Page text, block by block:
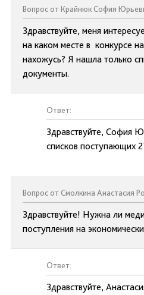
Вопрос от Крайнюк София
Здравствуйте, меня
на каком месте в конкурсе
нахожусь? Я нашла только
документы.
Ответ:
Здравствуйте, София
списков поступающих
Вопрос от Смолкина Анастасия
Здравствуйте! Нужна ли
поступления на
Ответ:
Здравствуйте,